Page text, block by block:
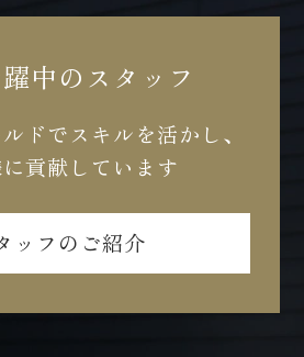
中のスタッフ
ドでスキルを活かし、
貢献しています
ッフのご紹介